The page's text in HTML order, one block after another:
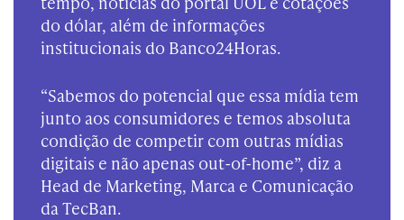
do dólar, além de informações
institucionais do Banco24Horas.
“Sabemos do potencial que essa mídia tem
junto aos consumidores e temos absoluta
condição de competir com outras mídias
digitais e não apenas out-of-home”, diz a
Head de Marketing, Marca e Comunicação
da TecBan.